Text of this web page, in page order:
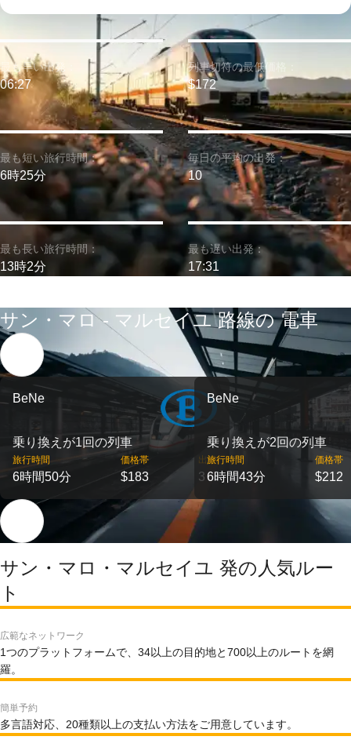
最も短い旅行時間：
6時25分
最も早い出発：
06:27
最も長い旅行時間：
13時2分
列車切符の最低価格：
$172
毎日の平均の出発：
10
最も遅い出発：
17:31
サン・マロ - マルセイユ 路線の 電車
BeNe
乗り換えが1回の列車
旅行時間
6時間50分
価格帯
$183
出発
3
BeNe
乗り換えが2回の列車
旅行時間
6時間43分
価格帯
$212
サン・マロ・マルセイユ 発の人気ルー
ト
広範なネットワーク
1つのプラットフォームで、34以上の目的地と700以上のルートを網
羅。
簡単予約
多言語対応、20種類以上の支払い方法をご用意しています。